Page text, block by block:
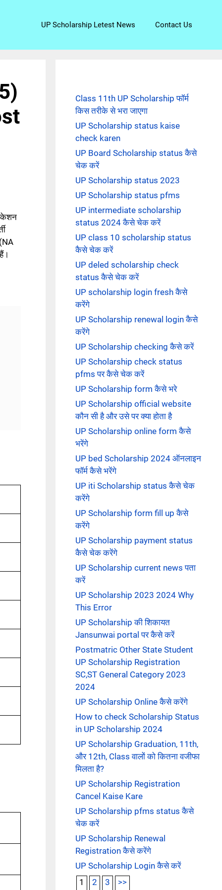
UP Scholarship Letest News Contact Us
Class 11th UP Scholarship फॉर्म
किस तरीके से भरा जाएगा
UP Scholarship status kaise
check karen
UP Board Scholarship status कैसे
चेक करें
UP Scholarship status 2023
UP Scholarship status pfms
UP intermediate scholarship
status 2024 कैसे चेक करें
UP class 10 scholarship status
कैसे चेक करें
UP deled scholarship check
status कैसे चेक करें
UP scholarship login fresh कैसे
करेंगे
UP Scholarship renewal login कैसे
करेंगे
UP Scholarship checking कैसे करें
UP Scholarship check status
pfms पर कैसे चेक करें
UP Scholarship form कैसे भरे
UP Scholarship official website
कौन सी है और उसे पर क्या होता है
UP Scholarship online form कैसे
भरेंगे
UP bed Scholarship 2024 ऑनलाइन
फॉर्म कैसे भरेंगे
UP iti Scholarship status कैसे चेक
करेंगे
UP Scholarship form fill up कैसे
करेंगे
UP Scholarship payment status
कैसे चेक करेंगे
UP Scholarship current news पता
करें
UP Scholarship 2023 2024 Why
This Error
UP Scholarship की शिकायत
Jansunwai portal पर कैसे करें
Postmatric Other State Student
UP Scholarship Registration
SC,ST General Category 2023
2024
UP Scholarship Online कैसे करेंगे
How to check Scholarship Status
in UP Scholarship 2024
UP Scholarship Graduation, 11th,
और 12th, Class वालों को कितना वजीफा
मिलता है?
UP Scholarship Registration
Cancel Kaise Kare
UP Scholarship pfms status कैसे
चेक करें
UP Scholarship Renewal
Registration कैसे करेंगे
UP Scholarship Login कैसे करें
1
2 3 >>